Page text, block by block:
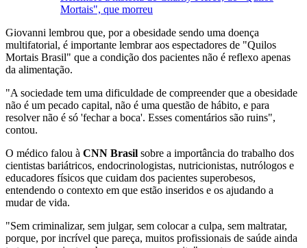
Mortais", que morreu
Giovanni lembrou que, por a obesidade sendo uma doença
multifatorial, é importante lembrar aos espectadores de "Quilos
Mortais Brasil" que a condição dos pacientes não é reflexo apenas
da alimentação.
"A sociedade tem uma dificuldade de compreender que a obesidade
não é um pecado capital, não é uma questão de hábito, e para
resolver não é só 'fechar a boca'. Esses comentários são ruins",
contou.
O médico falou à CNN Brasil sobre a importância do trabalho dos
cientistas bariátricos, endocrinologistas, nutricionistas, nutrólogos e
educadores físicos que cuidam dos pacientes superobesos,
entendendo o contexto em que estão inseridos e os ajudando a
mudar de vida.
"Sem criminalizar, sem julgar, sem colocar a culpa, sem maltratar,
porque, por incrível que pareça, muitos profissionais de saúde ainda